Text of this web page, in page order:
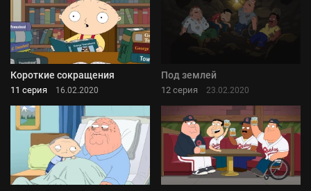
Короткие сокращения
11 серия 16.02.2020
Под землей
12 серия 23.02.2020